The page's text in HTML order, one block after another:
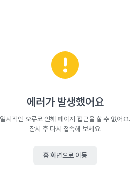
에러가 발생했어요
일시적인 오류로 인해 페이지 접근을 할 수 없어요.
잠시 후 다시 접속해 보세요.
홈 화면으로 이동